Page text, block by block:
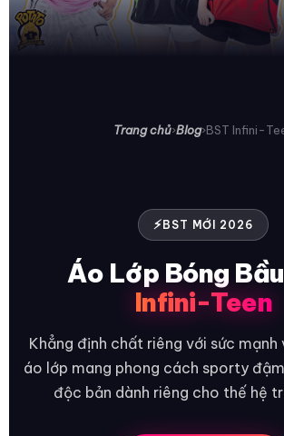
Trang chủ›Blog›BST Infini-
BST MỚI 2026
Áo Lớp Bóng
Infini-Teen
Khẳng định chất riêng với sức
áo lớp mang phong cách sporty
độc bản dành riêng cho thế hệ